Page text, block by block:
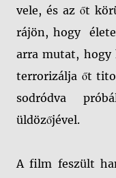
vele, és az őt
rájön, hogy
arra mutat,
terrorizálja őt
sodródva
üldözőjével.
A film feszült